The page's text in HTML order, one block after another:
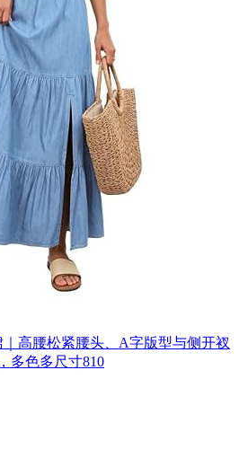
高腰松紧腰头、A字版型与侧开衩
多色多尺寸810